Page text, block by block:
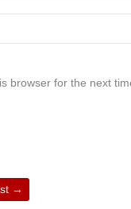
browser for the next
→